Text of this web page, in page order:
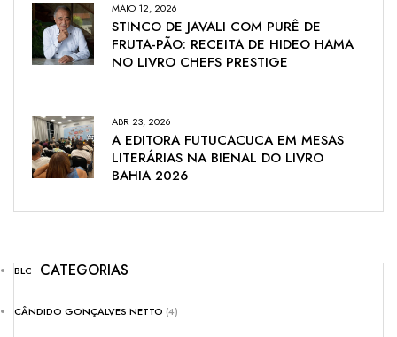
MAIO 12, 2026
STINCO DE JAVALI COM PURÊ DE
FRUTA-PÃO: RECEITA DE HIDEO HAMA
NO LIVRO CHEFS PRESTIGE
ABR 23, 2026
A EDITORA FUTUCACUCA EM MESAS
LITERÁRIAS NA BIENAL DO LIVRO
BAHIA 2026
CATEGORIAS
BLOG(8)
CÂNDIDO GONÇALVES NETTO (4)